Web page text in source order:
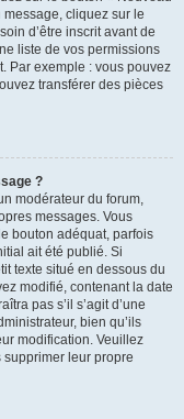
cliquez sur le
d’être inscrit avant de
liste de vos permissions
Par exemple : vous pouvez
transférer des pièces
?
modérateur du forum,
messages. Vous
bouton adéquat, parfois
ait été publié. Si
texte situé en dessous du
modifié, contenant la date
pas s’il s’agit d’une
bien qu’ils
modification. Veuillez
leur propre